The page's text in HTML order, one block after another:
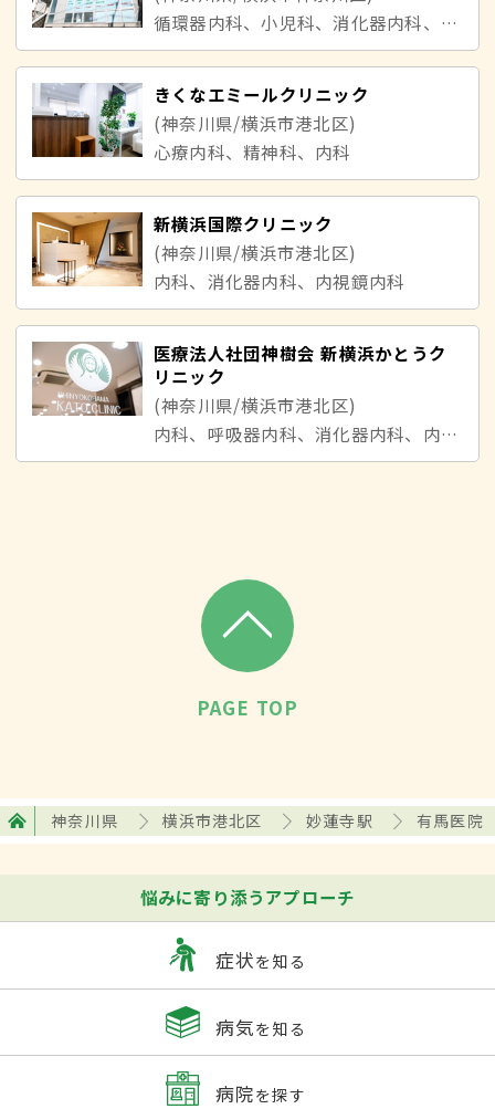
循環器内科、小児科、消化器内科、内科、美容皮膚科
きくなエミールクリニック
(神奈川県/横浜市港北区)
心療内科、精神科、内科
新横浜国際クリニック
(神奈川県/横浜市港北区)
内科、消化器内科、内視鏡内科
医療法人社団神樹会 新横浜かとうク
リニック
(神奈川県/横浜市港北区)
内科、呼吸器内科、消化器内科、内視鏡内科、腫瘍内科
PAGE TOP
神奈川県 横浜市港北区 妙蓮寺駅 有馬医院
悩みに寄り添うアプローチ
症状を知る
病気を知る
病院を探す